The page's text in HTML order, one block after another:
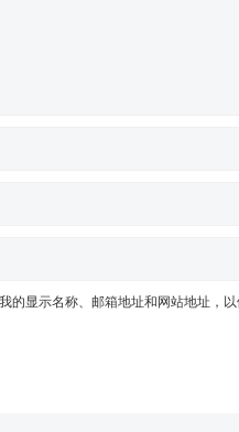
的显示名称、邮箱地址和网站地址，以